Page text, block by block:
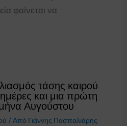
φαίνεται να
τάσης καιρού
και μια πρώτη
Αυγούστου
/ Από Γιάννης Πασπαλιάρης